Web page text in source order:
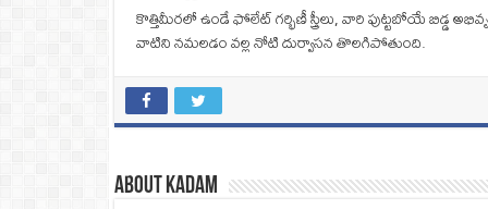
కొత్తిమీరలో ఉండే ఫోలేట్ గర్భిణీ స్త్రీలు, వారి పుట్టబోయే బిడ్డ
వాటిని నమలడం వల్ల నోటి దుర్వాసన తొలగిపోతుంది.
About Kadam